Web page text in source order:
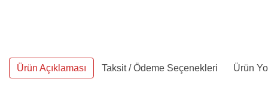
Ürün Açıklaması Taksit / Ödeme Seçenekleri Ürün